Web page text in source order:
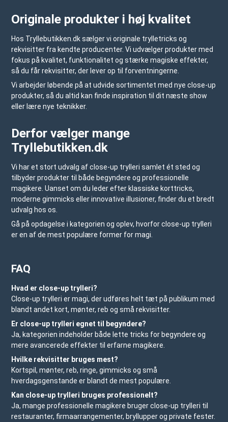
Originale produkter i høj kvalitet
Hos Tryllebutikken.dksælger vi originale trylletricks og
rekvisitter fra kendte producenter. Vi udvælger produkter med
fokus på kvalitet, funktionalitet og stærke magiske effekter,
så du får rekvisitter, der lever op til forventningerne.
Vi arbejder løbende på at udvide sortimentet med nye close-up
produkter, så du altid kan finde inspiration til dit næste show
eller lære nye teknikker.
Derfor vælger mange
Tryllebutikken.dk
Vi har et stort udvalg af close-up trylleri samlet ét sted og
tilbyder produkter til både begyndere og professionelle
magikere. Uanset om du leder efter klassiske korttricks,
moderne gimmicks eller innovative illusioner, finder du et bredt
udvalg hos os.
Gå på opdagelse i kategorien og oplev, hvorfor close-up trylleri
er en af de mest populære former for magi.
FAQ
Hvad er close-up trylleri?
Close-up trylleri er magi, der udføres helt tæt på publikum med
blandt andet kort, mønter, reb og små rekvisitter.
Er close-up trylleri egnet til begyndere?
Ja, kategorien indeholder både lette tricks for begyndere og
mere avancerede effekter til erfarne magikere.
Hvilke rekvisitter bruges mest?
Kortspil, mønter, reb, ringe, gimmicks og små
hverdagsgenstande er blandt de mest populære.
Kan close-up trylleri bruges professionelt?
Ja, mange professionelle magikere bruger close-up trylleri til
restauranter, firmaarrangementer, bryllupper og private fester.